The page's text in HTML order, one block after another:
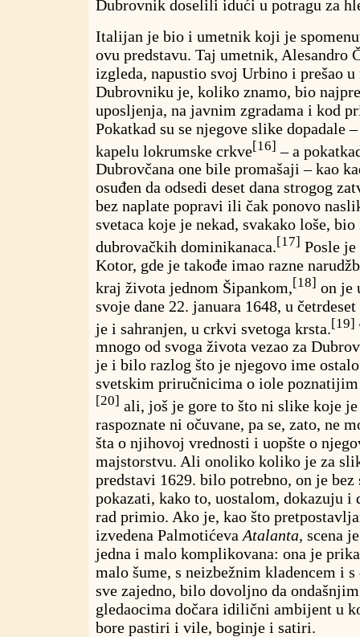
Dubrovnik doselili idući u potragu za
Italijan je bio i umetnik koji je
ovu predstavu. Taj umetnik, Alesandro
izgleda, napustio svoj Urbino i prešao u
Dubrovniku je, koliko znamo, bio
uposljenja, na javnim zgradama i kod
Pokatkad su se njegove slike dopadale
kapelu lokrumske crkve[16] – a
Dubrovčana one bile promašaji – kao
osuđen da odsedi deset dana strogog
bez naplate popravi ili čak ponovo
svetaca koje je nekad, svakako loše,
dubrovačkih dominikanaca.[17] Posle
Kotor, gde je takođe imao razne
kraj života jednom Šipankom,[18] on je
svoje dane 22. januara 1648, u
je i sahranjen, u crkvi svetoga krsta. [19]
mnogo od svoga života vezao za
je i bilo razlog što je njegovo ime
svetskim priručnicima o iole
[20] ali, još je gore to što ni slike koje
raspoznate ni očuvane, pa se, zato, ne
šta o njihovoj vrednosti i uopšte o
majstorstvu. Ali onoliko koliko je za
predstavi 1629. bilo potrebno, on je bez
pokazati, kako to, uostalom, dokazuju i
rad primio. Ako je, kao što
izvedena Palmotićeva Atalanta, scena
jedna i malo komplikovana: ona je
malo šume, s neizbežnim kladencem i s
sve zajedno, bilo dovoljno da
gledaocima dočara idilični ambijent u
bore pastiri i vile, boginje i satiri.